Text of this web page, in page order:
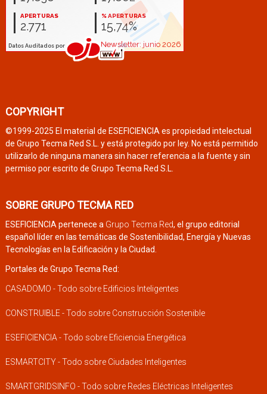
COPYRIGHT
©1999-2025 El material de ESEFICIENCIA es propiedad intelectual
de Grupo Tecma Red S.L. y está protegido por ley. No está permitido
utilizarlo de ninguna manera sin hacer referencia a la fuente y sin
permiso por escrito de Grupo Tecma Red S.L.
SOBRE GRUPO TECMA RED
ESEFICIENCIA pertenece a Grupo Tecma Red, el grupo editorial
español líder en las temáticas de Sostenibilidad, Energía y Nuevas
Tecnologías en la Edificación y la Ciudad.
Portales de Grupo Tecma Red:
CASADOMO - Todo sobre Edificios Inteligentes
CONSTRUIBLE - Todo sobre Construcción Sostenible
ESEFICIENCIA - Todo sobre Eficiencia Energética
ESMARTCITY - Todo sobre Ciudades Inteligentes
SMARTGRIDSINFO - Todo sobre Redes Eléctricas Inteligentes